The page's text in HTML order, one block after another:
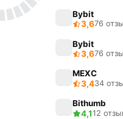
Bybit
3,676
Bybit
3,676
MEXC
3,434
Bithumb
4,112